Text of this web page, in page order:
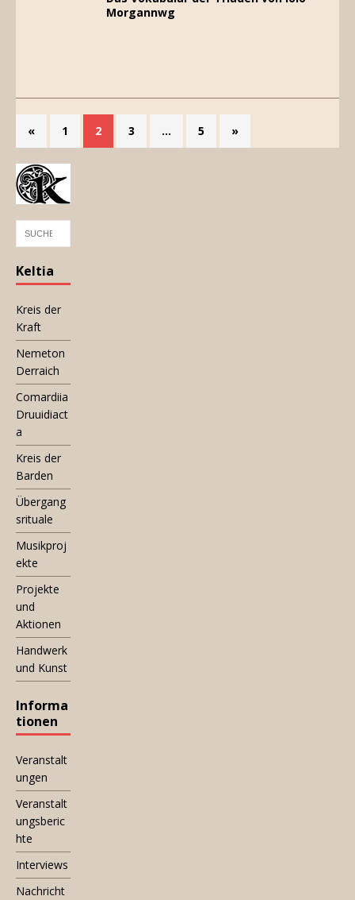
Morgannwg
« 1 2 3 … 5 »
Keltia
Kreis der
Kraft
Nemeton
Derraich
Comardiia
Druuidiact
a
Kreis der
Barden
Übergang
srituale
Musikproj
ekte
Projekte
und
Aktionen
Handwerk
und Kunst
Informa
tionen
Veranstalt
ungen
Veranstalt
ungsberic
hte
Interviews
Nachricht